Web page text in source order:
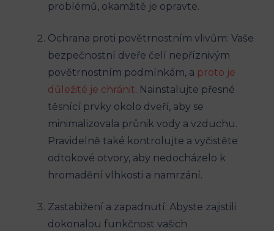
problémů, okamžitě je opravte.
Ochrana proti povětrnostním vlivům: Vaše
bezpečnostní dveře čelí nepříznivým
povětrnostním podmínkám, a proto je
důležité je chránit. Nainstalujte přesné
těsnící prvky okolo dveří, aby se
minimalizovala průnik vody a vzduchu.
Pravidelně také kontrolujte a vyčistěte
odtokové otvory, aby nedocházelo k
hromadění vlhkosti a namrzání.
Zastabižení a zapadnutí: Abyste zajistili
dokonalou funkčnost vašich